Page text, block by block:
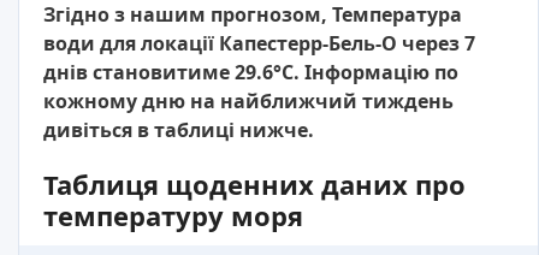
Згідно з нашим прогнозом, Температура
води для локації Капестерр-Бель-О через 7
днів становитиме 29.6°C. Інформацію по
кожному дню на найближчий тиждень
дивіться в таблиці нижче.
Таблиця щоденних даних про
температуру моря